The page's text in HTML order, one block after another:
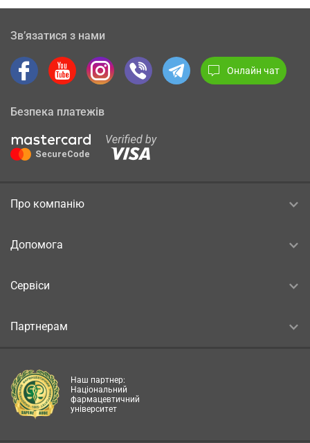
Зв’язатися з нами
Онлайн чат
Безпека платежів
Про компанію
Допомога
Сервіси
Партнерам
Наш партнер:
Національний
фармацевтичний
університет